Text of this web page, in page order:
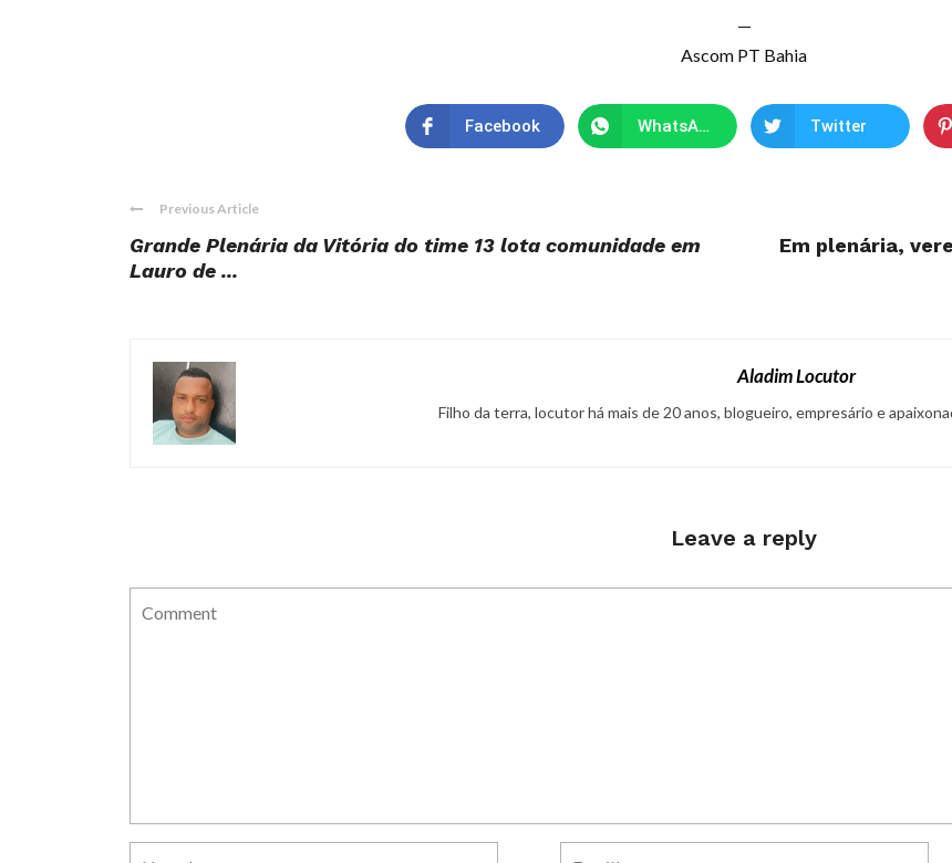
—
Ascom PT Bahia
Facebook WhatsApp Twitter
Previous Article
Grande Plenária da Vitória do time 13 lota comunidade em
Lauro de ...
Em plenária,
Aladim Locutor
Filho da terra, locutor há mais de 20 anos, blogueiro, empresário e
Leave a reply